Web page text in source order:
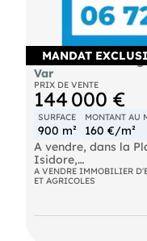
MANDAT
A vendre terrain
Var
PRIX DE VENTE
144 000 €
SURFACE
900 m²
MONTANT AU
160 €/m²
A vendre, dans la
Isidore,
Terrain agricole plat
A VENDRE IMMOBILIER
ET AGRICOLES